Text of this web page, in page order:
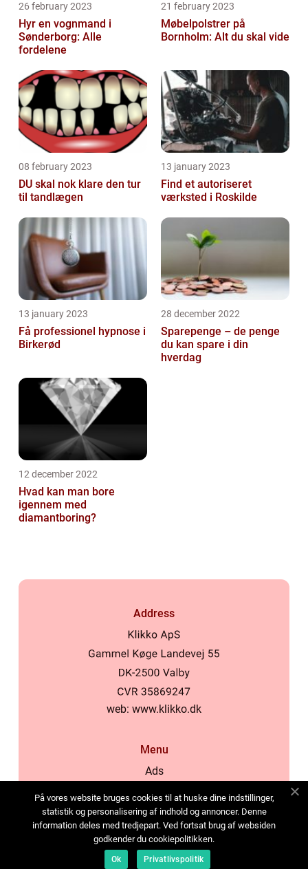
26 february 2023
Hyr en vognmand i
Sønderborg: Alle
fordelene
21 february 2023
Møbelpolstrer på
Bornholm: Alt du skal vide
08 february 2023
DU skal nok klare den tur
til tandlægen
13 january 2023
Find et autoriseret
værksted i Roskilde
13 january 2023
Få professionel hypnose i
Birkerød
28 december 2022
Sparepenge – de penge
du kan spare i din
hverdag
12 december 2022
Hvad kan man bore
igennem med
diamantboring?
Address
web: www.klikko.dk
Menu
Ads
Cookies
Contact
Sitemap
På vores website bruges cookies til at huske dine indstillinger,
statistik og personalisering af indhold og annoncer. Denne
information deles med tredjepart. Ved fortsat brug af websiden
godkender du cookiepolitikken.
Ok Privatlivspolitik